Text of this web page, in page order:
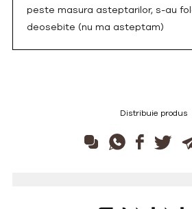
peste masura asteptarilor, s-au
deosebite (nu ma asteptam)
Distribuie produs